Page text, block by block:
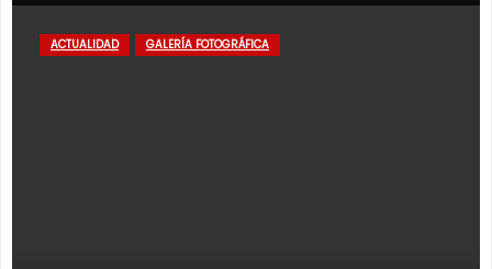
ACTUALIDAD GALERÍA FOTOGRÁFICA